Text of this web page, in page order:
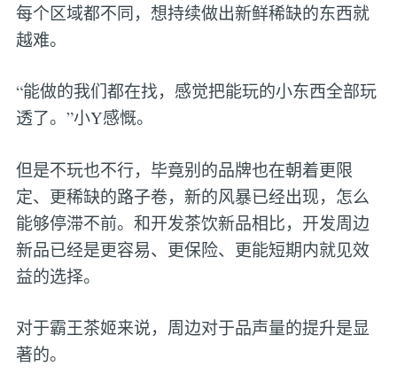
每个区域都不同，想持续做出新鲜稀缺的东西就
越难。
“能做的我们都在找，感觉把能玩的小东西全部玩
透了。”小Y感慨。
但是不玩也不行，毕竟别的品牌也在朝着更限
定、更稀缺的路子卷，新的风暴已经出现，怎么
能够停滞不前。和开发茶饮新品相比，开发周边
新品已经是更容易、更保险、更能短期内就见效
益的选择。
对于霸王茶姬来说，周边对于品声量的提升是显
著的。